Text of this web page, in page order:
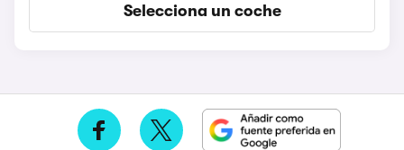
Selecciona un coche